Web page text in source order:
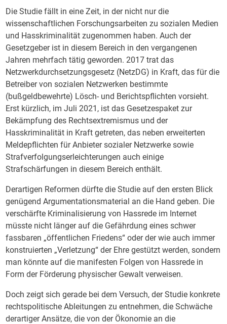
Die Studie fällt in eine Zeit, in der nicht nur die
wissenschaftlichen Forschungsarbeiten zu sozialen Medien
und Hasskriminalität zugenommen haben. Auch der
Gesetzgeber ist in diesem Bereich in den vergangenen
Jahren mehrfach tätig geworden. 2017 trat das
Netzwerkdurchsetzungsgesetz (NetzDG) in Kraft, das für die
Betreiber von sozialen Netzwerken bestimmte
(bußgeldbewehrte) Lösch- und Berichtspflichten vorsieht.
Erst kürzlich, im Juli 2021, ist das Gesetzespaket zur
Bekämpfung des Rechtsextremismus und der
Hasskriminalität in Kraft getreten, das neben erweiterten
Meldepflichten für Anbieter sozialer Netzwerke sowie
Strafverfolgungserleichterungen auch einige
Strafschärfungen in diesem Bereich enthält.
Derartigen Reformen dürfte die Studie auf den ersten Blick
genügend Argumentationsmaterial an die Hand geben. Die
verschärfte Kriminalisierung von Hassrede im Internet
müsste nicht länger auf die Gefährdung eines schwer
fassbaren „öffentlichen Friedens“ oder der wie auch immer
konstruierten „Verletzung“ der Ehre gestützt werden, sondern
man könnte auf die manifesten Folgen von Hassrede in
Form der Förderung physischer Gewalt verweisen.
Doch zeigt sich gerade bei dem Versuch, der Studie konkrete
rechtspolitische Ableitungen zu entnehmen, die Schwäche
derartiger Ansätze, die von der Ökonomie an die